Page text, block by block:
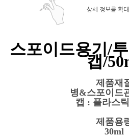
상세 정보를 확
스포이드용기/
캡/
제품재
병&스포이드
캡 : 플라스
제품용
30ml